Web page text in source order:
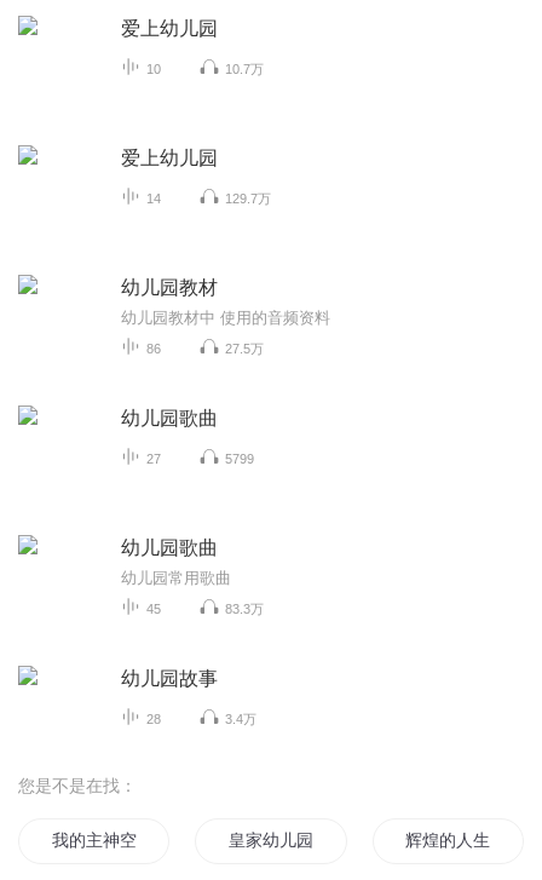
爱上幼儿园
10 10.7万
爱上幼儿园
14 129.7万
幼儿园教材
幼儿园教材中 使用的音频资料
86 27.5万
幼儿园歌曲
27 5799
幼儿园歌曲
幼儿园常用歌曲
45 83.3万
幼儿园故事
28 3.4万
您是不是在找：
我的主神空间和我的过气幼儿园
皇家幼儿园 辉煌的人生从幼